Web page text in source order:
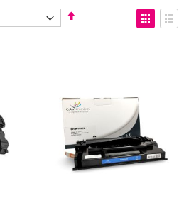
Fijar
Ver
como